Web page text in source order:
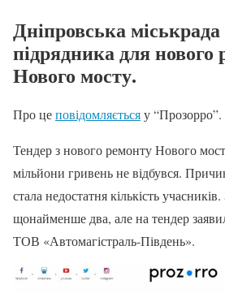
Дніпровська
підрядника для нового
Нового мосту.
Про цеповідомляєтьсяу “Прозорро”.
Тендер з нового ремонту Нового
мільйони гривень не відбувся.
стала недостатня кількість
щонайменше два, але на тендер
ТОВ «Автомагістраль-Південь».